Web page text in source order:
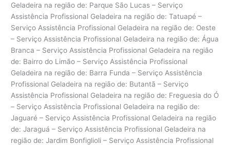
Geladeira na região de: Parque São Lucas – Serviço
Assistência Profissional Geladeira na região de: Tatuapé –
Serviço Assistência Profissional Geladeira na região de: Oeste
– Serviço Assistência Profissional Geladeira na região de: Água
Branca – Serviço Assistência Profissional Geladeira na região
de: Bairro do Limão – Serviço Assistência Profissional
Geladeira na região de: Barra Funda – Serviço Assistência
Profissional Geladeira na região de: Butantã – Serviço
Assistência Profissional Geladeira na região de: Freguesia do Ó
– Serviço Assistência Profissional Geladeira na região de:
Jaguaré – Serviço Assistência Profissional Geladeira na região
de: Jaraguá – Serviço Assistência Profissional Geladeira na
região de: Jardim Bonfiglioli – Serviço Assistência Profissional